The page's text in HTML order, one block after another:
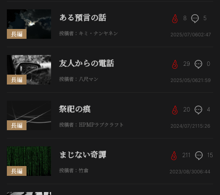
長編
ある預言の話
投稿者：キミ・ナンヤネン
8 5
2025/07/0602:47
長編
友人からの電話
投稿者：八尺マン
29 0
2025/05/0621:59
長編
祭祀の痕
投稿者：HPMPラブクラフト
20 4
2024/07/21 15:26
長編
まじない奇譚
投稿者：竹倉
211 15
2023/08/3006:44